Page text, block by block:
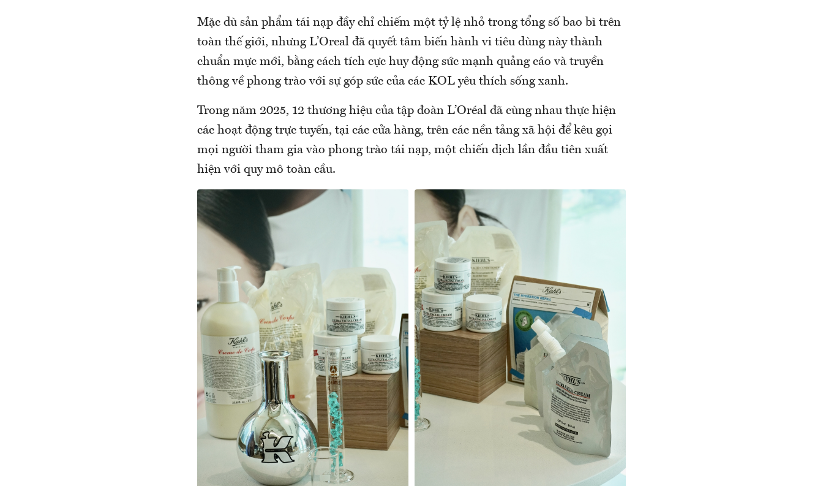
Mặc dù sản phẩm tái nạp đầy chỉ chiếm một tỷ lệ nhỏ trong tổng số bao bì trên
toàn thế giới, nhưng L’Oreal đã quyết tâm biến hành vi tiêu dùng này thành
chuẩn mực mới, bằng cách tích cực huy động sức mạnh quảng cáo và truyền
thông về phong trào với sự góp sức của các KOL yêu thích sống xanh.
Trong năm 2025, 12 thương hiệu của tập đoàn L’Oréal đã cùng nhau thực hiện
các hoạt động trực tuyến, tại các cửa hàng, trên các nền tảng xã hội để kêu gọi
mọi người tham gia vào phong trào tái nạp, một chiến dịch lần đầu tiên xuất
hiện với quy mô toàn cầu.